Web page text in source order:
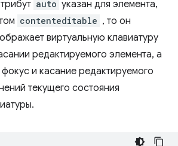
auto указан для элемента,
contenteditable , то он
виртуальную клавиатуру
редактируемого элемента, а
фокус и касание редактируемого
текущего состояния